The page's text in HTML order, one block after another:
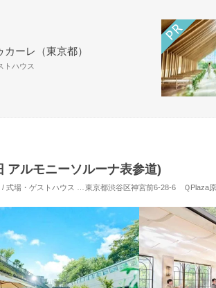
ーレ（東京都）
トハウス
アルモニーソルーナ表参道)
式場・ゲストハウス 対応人数: 着席：10名 ～ 120名 挙式ス
東京都渋谷区神宮前6-28-6 ＱPlaza